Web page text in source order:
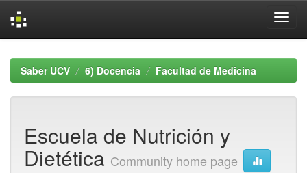
navigationSaber UCV 6) Docencia Facultad de Medicina
Escuela de Nutrición y
Dietética Community home page